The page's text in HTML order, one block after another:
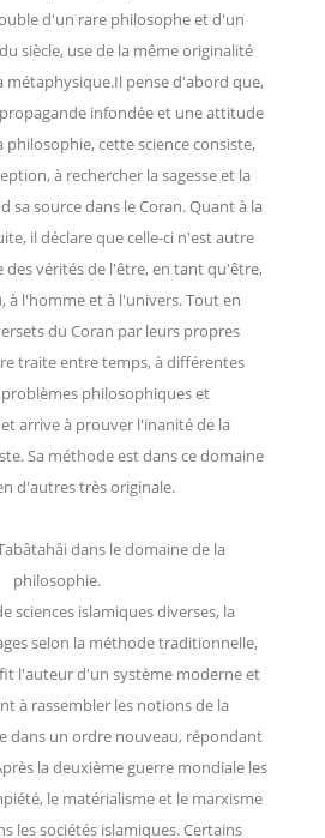
d'un rare philosophe et d'un
siècle, use de la même originalité
métaphysique.Il pense d'abord que,
infondée et une attitude
cette science consiste,
à rechercher la sagesse et la
sa source dans le Coran. Quant à la
il déclare que celle-ci n'est autre
des vérités de l'être, en tant qu'être,
à l'homme et à l'univers. Tout en
du Coran par leurs propres
traite entre temps, à différentes
philosophiques et
arrive à prouver l'inanité de la
Sa méthode est dans ce domaine
d'autres très originale.
dans le domaine de la
philosophie.
sciences islamiques diverses, la
selon la méthode traditionnelle,
l'auteur d'un système moderne et
à rassembler les notions de la
dans un ordre nouveau, répondant
la deuxième guerre mondiale les
le matérialisme et le marxisme
les sociétés islamiques. Certains